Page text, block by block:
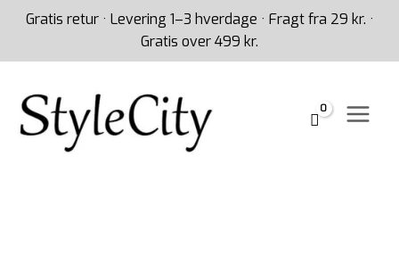
Gratis retur · Levering 1–3 hverdage · Fragt fra 29 kr. ·
Gratis over 499 kr.